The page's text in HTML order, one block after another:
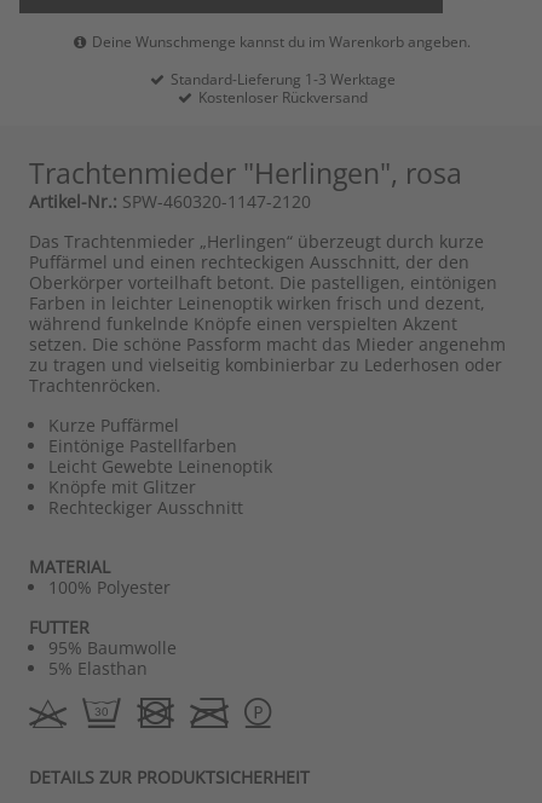
Deine Wunschmenge kannst du im Warenkorb angeben.
Standard-Lieferung 1-3 Werktage
Kostenloser Rückversand
Trachtenmieder "Herlingen", rosa
Artikel-Nr.: SPW-460320-1147-2120
Das Trachtenmieder „Herlingen“ überzeugt durch kurze
Puffärmel und einen rechteckigen Ausschnitt, der den
Oberkörper vorteilhaft betont. Die pastelligen, eintönigen
Farben in leichter Leinenoptik wirken frisch und dezent,
während funkelnde Knöpfe einen verspielten Akzent
setzen. Die schöne Passform macht das Mieder angenehm
zu tragen und vielseitig kombinierbar zu Lederhosen oder
Trachtenröcken.
Kurze Puffärmel
Eintönige Pastellfarben
Leicht Gewebte Leinenoptik
Knöpfe mit Glitzer
Rechteckiger Ausschnitt
MATERIAL
100% Polyester
FUTTER
95% Baumwolle
5% Elasthan
DETAILS ZUR PRODUKTSICHERHEIT